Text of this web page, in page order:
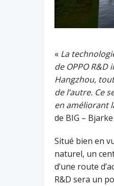
« La
de OPPO
Hangzhou,
de l’autre. Ce
en améliorant
de BIG –
Situé bien en
naturel, un
d’une route
R&D sera un